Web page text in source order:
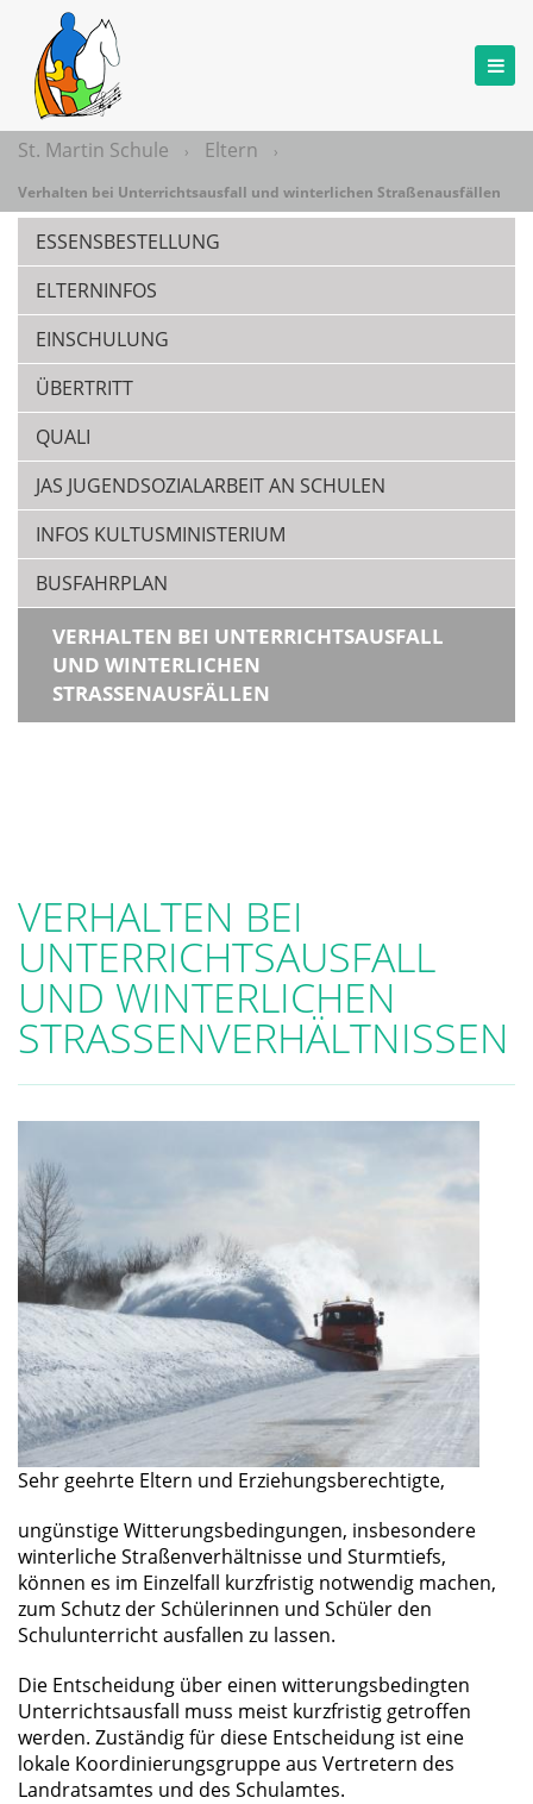
St. Martin Schule › Eltern
›
Verhalten bei Unterrichtsausfall und winterlichen Straßenausfällen
ESSENSBESTELLUNG
ELTERNINFOS
EINSCHULUNG
ÜBERTRITT
QUALI
JAS JUGENDSOZIALARBEIT AN SCHULEN
INFOS KULTUSMINISTERIUM
BUSFAHRPLAN
VERHALTEN BEI UNTERRICHTSAUSFALL
UND WINTERLICHEN
STRASSENAUSFÄLLEN
VERHALTEN BEI
UNTERRICHTSAUSFALL
UND WINTERLICHEN
STRASSENVERHÄLTNISSEN
Sehr geehrte Eltern und Erziehungsberechtigte,
ungünstige Witterungsbedingungen, insbesondere
winterliche Straßenverhältnisse und Sturmtiefs,
können es im Einzelfall kurzfristig notwendig machen,
zum Schutz der Schülerinnen und Schüler den
Schulunterricht ausfallen zu lassen.
Die Entscheidung über einen witterungsbedingten
Unterrichtsausfall muss meist kurzfristig getroffen
werden. Zuständig für diese Entscheidung ist eine
lokale Koordinierungsgruppe aus Vertretern des
Landratsamtes und des Schulamtes.